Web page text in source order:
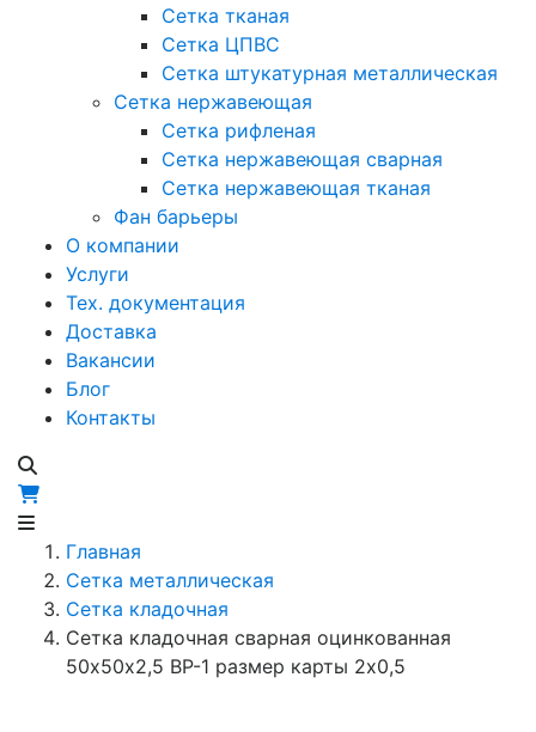
Сетка тканая
Сетка ЦПВС
Сетка штукатурная металлическая
Сетка нержавеющая
Сетка рифленая
Сетка нержавеющая сварная
Сетка нержавеющая тканая
Фан барьеры
О компании
Услуги
Тех. документация
Доставка
Вакансии
Блог
Контакты
Главная
Сетка металлическая
Сетка кладочная
Сетка кладочная сварная оцинкованная
50х50х2,5 ВР-1 размер карты 2х0,5